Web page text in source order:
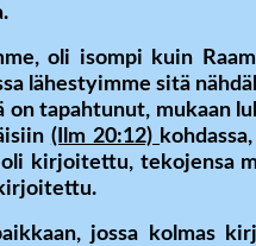
oli isompi kuin
lähestyimme sitä
on tapahtunut, mukaan
(Ilm 20:12)
kirjoitettu, tekojensa
jossa kolmas